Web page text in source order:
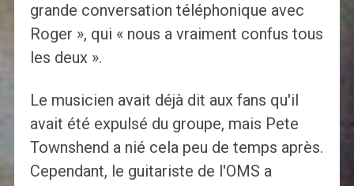
grande conversation téléphonique avec
Roger », qui « nous a vraiment confus tous
les deux ».
Le musicien avait déjà dit aux fans qu'il
avait été expulsé du groupe, mais Pete
Townshend a nié cela peu de temps après.
Cependant, le guitariste de l'OMS a